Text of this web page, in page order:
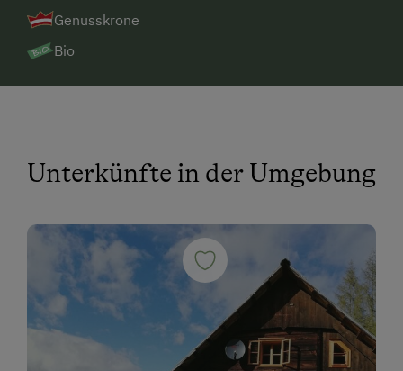
Genusskrone
Bio
Unterkünfte in der Umgebung